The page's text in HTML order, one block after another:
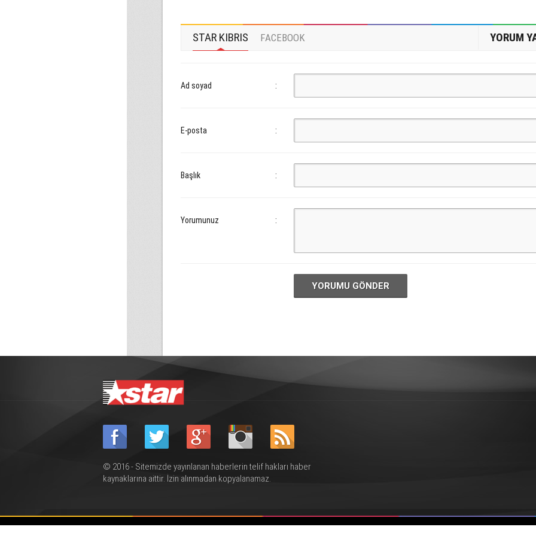
STAR KIBRIS FACEBOOK YORUM
Ad soyad :
E-posta :
Başlık :
Yorumunuz :
YORUMU GÖNDER
© 2016 - Sitemizde yayınlanan haberlerin telif hakları haber
kaynaklarına aittir. İzin alınmadan kopyalanamaz.